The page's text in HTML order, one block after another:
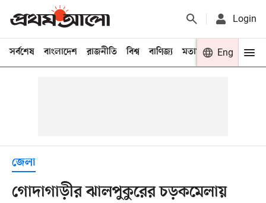
Login
সর্বশেষ বাংলাদেশ রাজনীতি বিশ্ব বাণিজ্য মতামত খেলা
Eng
জেলা
গোদাগাড়ীর ঝালপুকুরের চড়কমেলায়